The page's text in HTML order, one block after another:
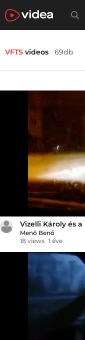
VFTS videos 69db
Vizelli Károly és a
Menő Benő
18 views 1 éve